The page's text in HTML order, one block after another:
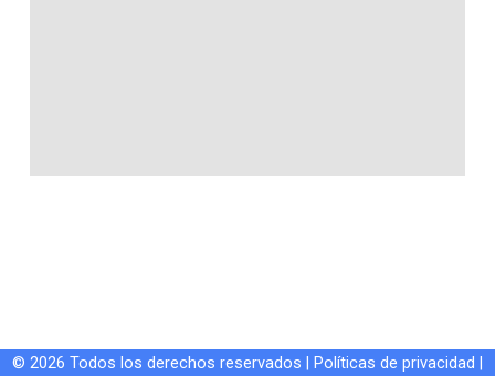
© 2026 Todos los derechos reservados | Políticas de privacidad